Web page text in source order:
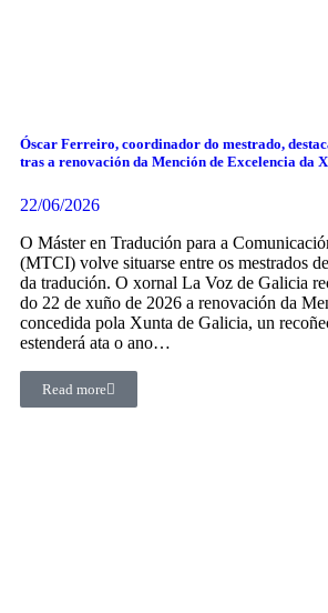
Óscar Ferreiro, coordinador do mestrado,
tras a renovación da Mención de Excelencia da
22/06/2026
O Máster en Tradución para a
(MTCI) volve situarse entre os mestrados
da tradución. O xornal La Voz de Galicia
do 22 de xuño de 2026 a renovación da
concedida pola Xunta de Galicia, un
estenderá ata o ano…
Read more